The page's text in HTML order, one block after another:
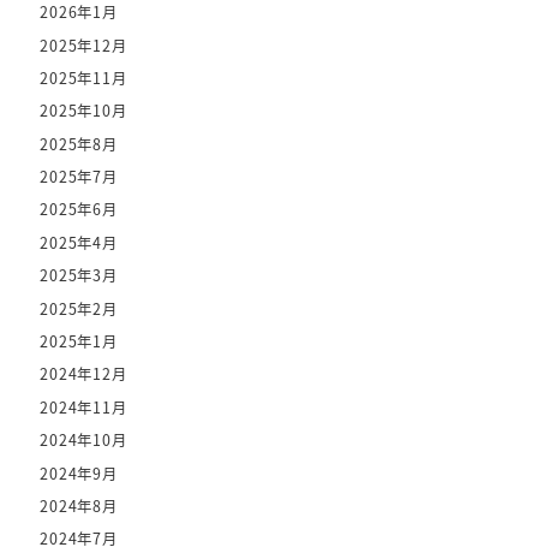
2026年1月
2025年12月
2025年11月
2025年10月
2025年8月
2025年7月
2025年6月
2025年4月
2025年3月
2025年2月
2025年1月
2024年12月
2024年11月
2024年10月
2024年9月
2024年8月
2024年7月